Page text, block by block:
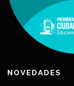
NOVEDADES